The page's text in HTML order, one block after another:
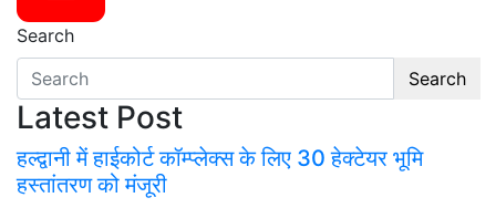
YouTube
Search
Search
Latest Post
हल्द्वानी में हाईकोर्ट कॉम्प्लेक्स के लिए 30 हेक्टेयर भूमि
हस्तांतरण को मंजूरी